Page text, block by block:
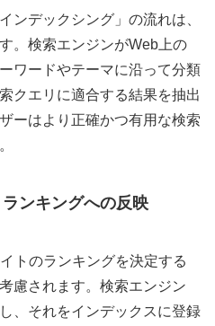
ンデックシング」の流れは、
。検索エンジンがWeb上の
ワードやテーマに沿って分類
クエリに適合する結果を抽出
ーはより正確かつ有用な検索
ンキングへの反映
トのランキングを決定する
慮されます。検索エンジン
、それをインデックスに登録